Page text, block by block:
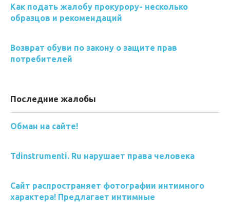
Как подать жалобу прокурору- несколько
образцов и рекомендаций
Возврат обуви по закону о защите прав
потребителей
Последние жалобы
Обман на сайте!
Tdinstrumenti. Ru нарушает права человека
Сайт распространяет фотографии интимного
характера! Предлагает интимные